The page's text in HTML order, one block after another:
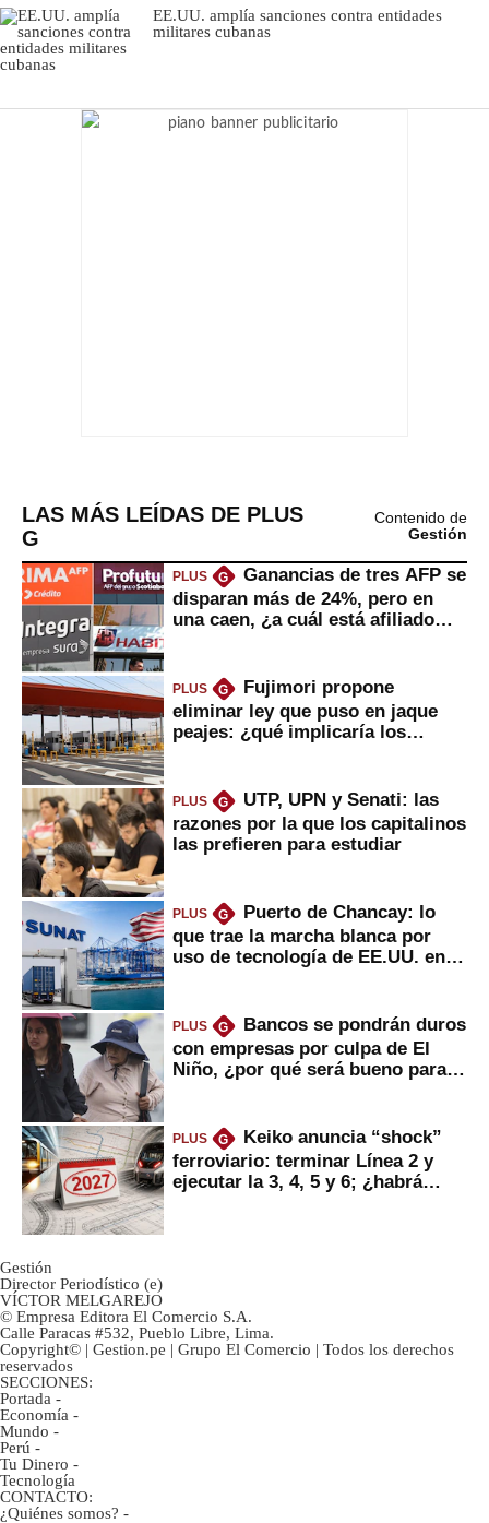
EE.UU. amplía sanciones contra entidades
militares cubanas
LAS MÁS LEÍDAS DE PLUS
G
Contenido de
Gestión
PLUS G
Ganancias de tres AFP se
disparan más de 24%, pero en
una caen, ¿a cuál está afiliado
PLUS G
Fujimori propone
eliminar ley que puso en jaque
peajes: ¿qué implicaría los
PLUS G
UTP, UPN y Senati: las
razones por la que los capitalinos
las prefieren para estudiar
PLUS G
Puerto de Chancay: lo
que trae la marcha blanca por
uso de tecnología de EE.UU. en
PLUS G
Bancos se pondrán duros
con empresas por culpa de El
Niño, ¿por qué será bueno para
PLUS G
Keiko anuncia “shock”
ferroviario: terminar Línea 2 y
ejecutar la 3, 4, 5 y 6; ¿habrá
Gestión
Director Periodístico (e)
VÍCTOR MELGAREJO
© Empresa Editora El Comercio S.A.
Calle Paracas #532, Pueblo Libre, Lima.
Copyright© | Gestion.pe | Grupo El Comercio | Todos los derechos
reservados
SECCIONES:
Portada -
Economía -
Mundo -
Perú -
Tu Dinero -
Tecnología
CONTACTO:
¿Quiénes somos? -